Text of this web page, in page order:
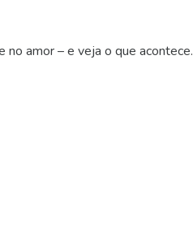
no amor – e veja o que acontece.